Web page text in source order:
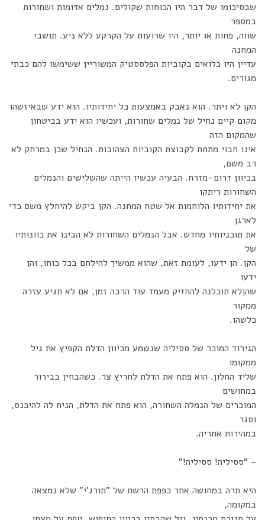
שבסיכומו של דבר היו הכוחות שקולים. נמלים אדומות ושחורות
במספר
שווה, פחות או יותר, היו שרועות על הקרקע ללא ניע. תושבי
המחנה
עדיין היו כלואים בקוביות הפלססטיק המשוריין ששימשו להם כבתי
מגורים.
הקן לא ויתר. הוא נאבק באמצעות כל יחידותיו. הוא ידע שבאיזשהו
מקום קיים נחיל של נמלים שחורות, ועכשיו הוא ידע בביטחון
שהמקום הזה
אינו חבוי מתחת לקבוצת הקוביות הצהובות. הנחיל שכן במרחק לא
רב משם,
בכיוון דרום-מזרח. הבעיה עכשיו הייתה שהשלישים והנמלים
השחורות ריתקו
את יחידותיו הלוחמות אל שטח המחנה. הקן ביקש להיחלץ משם כדי
לארגן
את תוכניותיו מחדש. אבל הנמלים השחורות לא הבינו את כוונותיו
של
הקן. הן ידעו, לעומת זאת, שהוא ממשיך להילחם בכל כוחו, והן
ידעו
שהןלא תוכלנה להחזיק מעמד עוד הרבה זמן, אם לא תגיע עזרה
ממקור
כלשהו.
הגירוד המוכר של ססיליה שנשמע מכיוון הדלת הקפיץ את גיל
ממקומו
שליד החלון. הוא פתח את הדלת לחריץ צר. כשהבחין בבירור
במחושים
המוכרים של הנמלה השחורה, הוא פתח את הדלת, הניח לה להיכנס,
וסגר
במהירות אחריה.
– "ססיליה! ססיליה!"
היא תרה במחושה אחר כפפת הרשת של "תורג'י" שלא נמצאה
במקומה,